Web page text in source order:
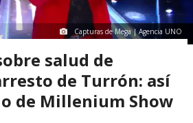
Capturas de Mega | Agencia UNO
salud de
de Turrón: así
de Millenium Show